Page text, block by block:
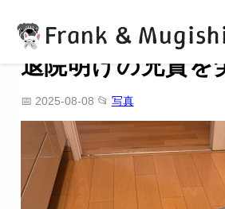
Frank &
退院明けの兄貴を
📅 2025-08-08 📂 写真